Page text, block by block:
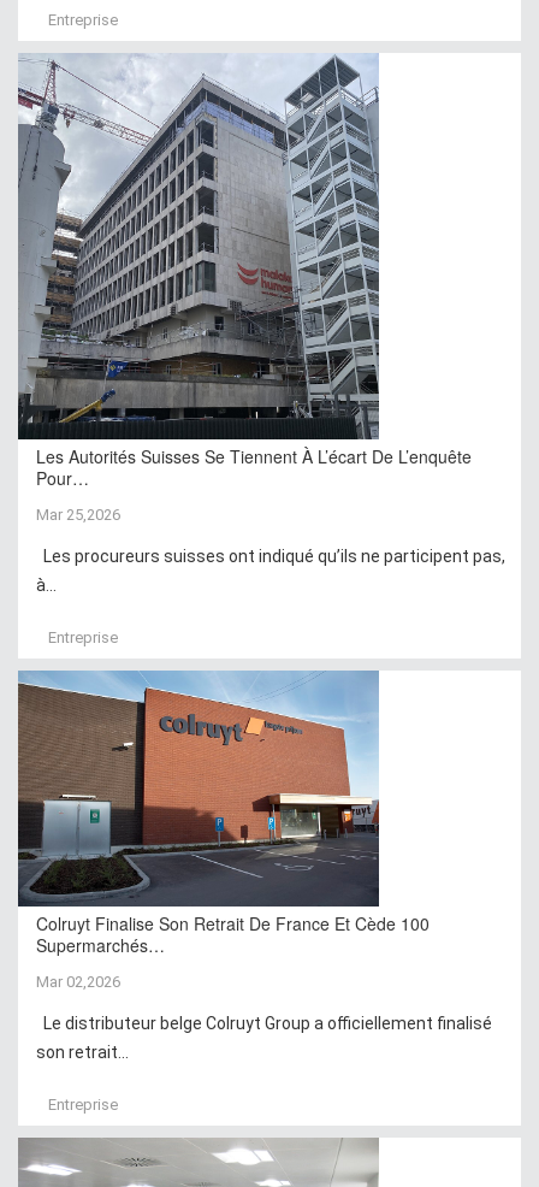
Entreprise
Les Autorités Suisses Se Tiennent À L’écart De L’enquête
Pour…
Mar 25,2026
Les procureurs suisses ont indiqué qu’ils ne participent pas,
à...
Entreprise
Colruyt Finalise Son Retrait De France Et Cède 100
Supermarchés…
Mar 02,2026
Le distributeur belge Colruyt Group a officiellement finalisé
son retrait...
Entreprise